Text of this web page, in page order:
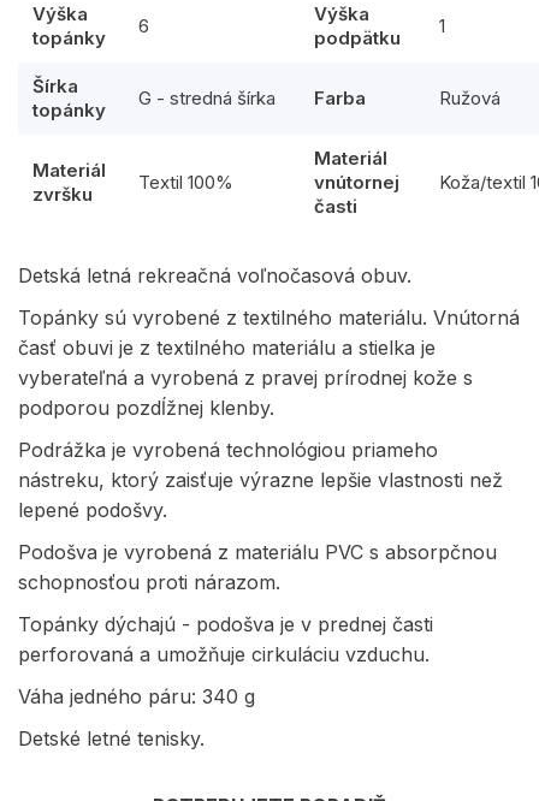
Výška
topánky
6
Výška
podpätku
1
Šírka
topánky
G - stredná šírka Farba Ružová
Materiál
zvršku
Textil 100%
Materiál
vnútornej
časti
Koža/textil
Detská letná rekreačná voľnočasová obuv.
Topánky sú vyrobené z textilného materiálu. Vnútorná
časť obuvi je z textilného materiálu a stielka je
vyberateľná a vyrobená z pravej prírodnej kože s
podporou pozdĺžnej klenby.
Podrážka je vyrobená technológiou priameho
nástreku, ktorý zaisťuje výrazne lepšie vlastnosti než
lepené podošvy.
Podošva je vyrobená z materiálu PVC s absorpčnou
schopnosťou proti nárazom.
Topánky dýchajú - podošva je v prednej časti
perforovaná a umožňuje cirkuláciu vzduchu.
Váha jedného páru: 340 g
Detské letné tenisky.